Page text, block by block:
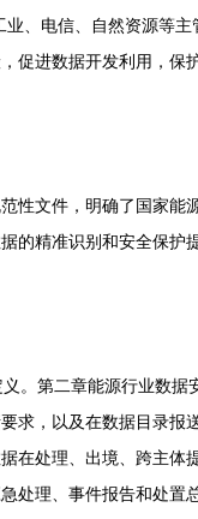
、电信、自然资源等
促进数据开发利用，保
文件，明确了国家能
的精准识别和安全保护
第二章能源行业数据
求，以及在数据目录报
在处理、出境、跨主体
处理、事件报告和处置